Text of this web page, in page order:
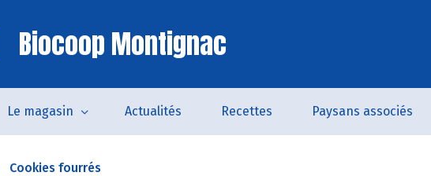
Biocoop Montignac
Le magasin Actualités Recettes Paysans associés
Cookies fourrés